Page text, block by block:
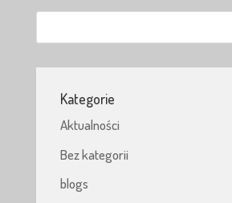
Kategorie
Aktualności
Bez kategorii
blogs